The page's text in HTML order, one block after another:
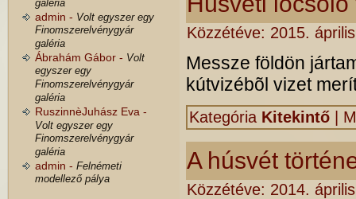
galéria
admin - Volt egyszer egy
Finomszerelvénygyár
galéria
Ábrahám Gábor - Volt
egyszer egy
Finomszerelvénygyár
galéria
RuszinnèJuhász Eva -
Volt egyszer egy
Finomszerelvénygyár
galéria
admin - Felnémeti
modellező pálya
Közzétéve: 2015.
Messze földön
kútvizébõl vizet
Kategória Kitekintő
A húsvét
Közzétéve: 2014.